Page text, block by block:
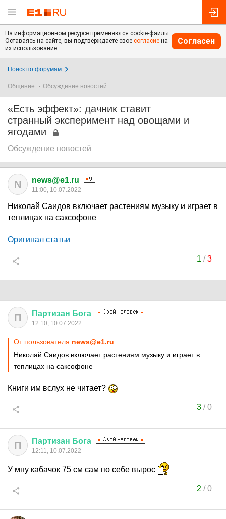
На информационном ресурсе применяются cookie-файлы.
Оставаясь на сайте, вы подтверждаете свое согласие на
их использование.
Согласен
Поиск по форумам
Общение Обсуждение новостей
«Есть эффект»: дачник ставит
странный эксперимент над овощами и
ягодами
Обсуждение новостей
N news@e1.ru
11:00, 10.07.2022
Николай Саидов включает растениям музыку и играет в
теплицах на саксофоне
Оригинал статьи
1 /3
П Партизан Бога
12:10, 10.07.2022
От пользователя news@e1.ru
Николай Саидов включает растениям музыку и играет в
теплицах на саксофоне
Книги им вслух не читает?
3/0
П Партизан Бога
12:11, 10.07.2022
У мну кабачок 75 см сам по себе вырос
2 /0